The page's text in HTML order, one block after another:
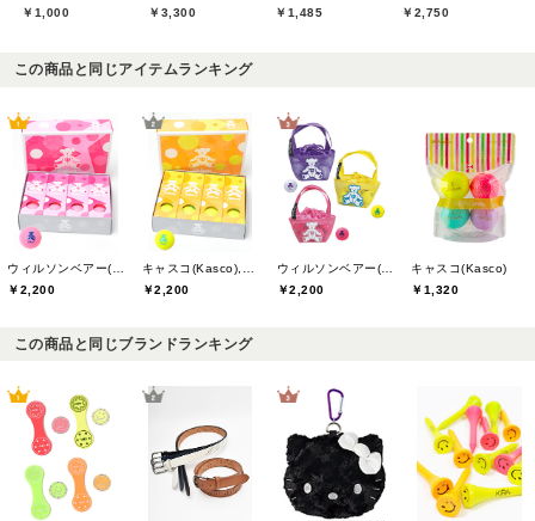
￥1,000
￥3,300
￥1,485
￥2,750
この商品と同じアイテムランキング
￥2,200
￥2,200
￥2,200
キャスコ(Kasco)
￥1,320
この商品と同じブランドランキング